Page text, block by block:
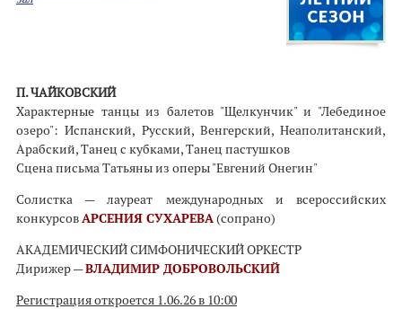
П. ЧАЙКОВСКИЙ
Характерные танцы из балетов "Щелкунчик" и "Лебединое
озеро": Испанский, Русский, Венгерский, Неаполитанский,
Арабский, Танец с кубками, Танец пастушков
Сцена письма Татьяны из оперы "Евгений Онегин"
Солистка — лауреат международных и всероссийских
конкурсовАРСЕНИЯ СУХАРЕВА(сопрано)
АКАДЕМИЧЕСКИЙ СИМФОНИЧЕСКИЙ ОРКЕСТР
Дирижер —ВЛАДИМИР ДОБРОВОЛЬСКИЙ
Регистрация откроется 1.06.26 в 10:00